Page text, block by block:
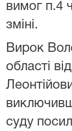
вимог п.4
зміні.
Вирок
області
суду